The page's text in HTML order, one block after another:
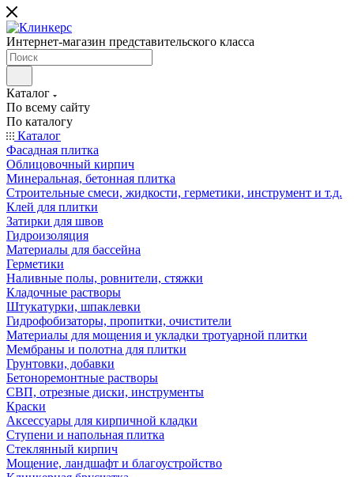
Интернет-магазин представительского класса
Каталог
По всему сайту
По каталогу
Каталог
Фасадная плитка
Облицовочный кирпич
Минеральная, бетонная плитка
Строительные смеси, жидкости, герметики, инструмент и т.д.
Клей для плитки
Затирки для швов
Гидроизоляция
Материалы для бассейна
Герметики
Наливные полы, ровнители, стяжки
Кладочные растворы
Штукатурки, шпаклевки
Гидрофобизаторы, пропитки, очистители
Материалы для мощения и укладки тротуарной плитки
Мембраны и полотна для плитки
Грунтовки, добавки
Бетоноремонтные растворы
СВП, отрезные диски, инструменты
Краски
Аксессуары для кирпичной кладки
Ступени и напольная плитка
Cтеклянный кирпич
Мощение, ландшафт и благоустройство